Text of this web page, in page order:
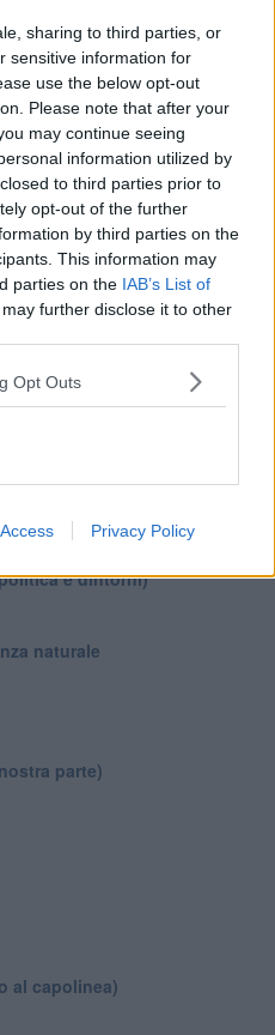
sharing to third parties, or
sensitive information for
use the below opt-out
Please note that after your
may continue seeing
information utilized by
to third parties prior to
opt-out of the further
by third parties on the
This information may
parties on the IAB’s List of
further disclose it to other
Opt Outs
Privacy Policy
felici
e dintorni)
naturale
parte)
al capolinea)